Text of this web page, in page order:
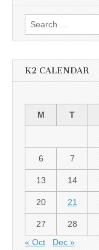
Search
for:
K2 CALENDAR
M
T
6 7
13 14
20 21
27 28
« Oct
Dec »